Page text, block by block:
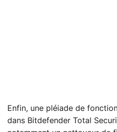
Enfin, une pléiade de
dans Bitdefender Total